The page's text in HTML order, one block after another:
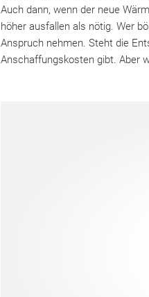
Auch dann, wenn der neue
höher ausfallen als nötig. Wer
Anspruch nehmen. Steht die
Anschaffungskosten gibt. Aber